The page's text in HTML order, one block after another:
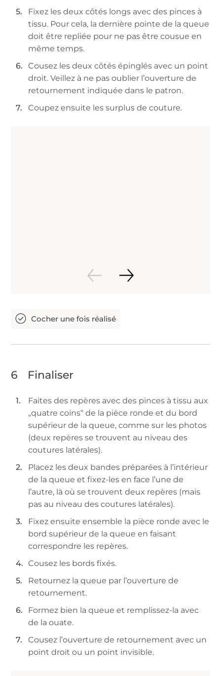
Fixez les deux côtés longs avec des pinces à
tissu. Pour cela, la dernière pointe de la queue
doit être repliée pour ne pas être cousue en
même temps.
Cousez les deux côtés épinglés avec un point
droit. Veillez à ne pas oublier l’ouverture de
retournement indiquée dans le patron.
Coupez ensuite les surplus de couture.
6 Finaliser
Faites des repères avec des pinces à tissu aux
„quatre coins“ de la pièce ronde et du bord
supérieur de la queue, comme sur les photos
(deux repères se trouvent au niveau des
coutures latérales).
Placez les deux bandes préparées à l’intérieur
de la queue et fixez-les en face l’une de
l’autre, là où se trouvent deux repères (mais
pas au niveau des coutures latérales).
Fixez ensuite ensemble la pièce ronde avec le
bord supérieur de la queue en faisant
correspondre les repères.
Cousez les bords fixés.
Retournez la queue par l’ouverture de
retournement.
Formez bien la queue et remplissez-la avec
de la ouate.
Cousez l’ouverture de retournement avec un
point droit ou un point invisible.